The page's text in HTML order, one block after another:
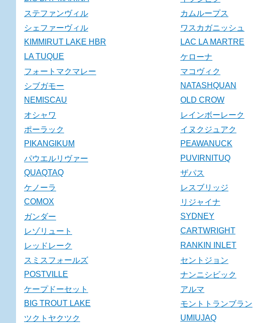
ステファンヴィル
カムループス
シェファーヴィル
ワスカガニッシュ
KIMMIRUT LAKE HBR
LAC LA MARTRE
LA TUQUE
ケローナ
フォートマクマレー
マコヴィク
シブガモー
NATASHQUAN
NEMISCAU
OLD CROW
オシャワ
レインボーレーク
ポーラック
イヌクジュアク
PIKANGIKUM
PEAWANUCK
パウエルリヴァー
PUVIRNITUQ
QUAQTAQ
ザパス
ケノーラ
レスブリッジ
COMOX
リジャイナ
ガンダー
SYDNEY
レゾリュート
CARTWRIGHT
レッドレーク
RANKIN INLET
スミスフォールズ
セントジョン
POSTVILLE
ナンニシビック
ケープドーセット
アルマ
BIG TROUT LAKE
モントトランブラン
ツクトヤクツク
UMIUJAQ